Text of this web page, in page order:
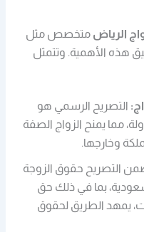
الرياض متخصص مثل
هذه الأهمية. وتتمثل
التصريح الرسمي هو
مما يمنح الزواج الصفة
وخارجها.
التصريح حقوق الزوجة
بما في ذلك حق
يمهد الطريق لحقوق